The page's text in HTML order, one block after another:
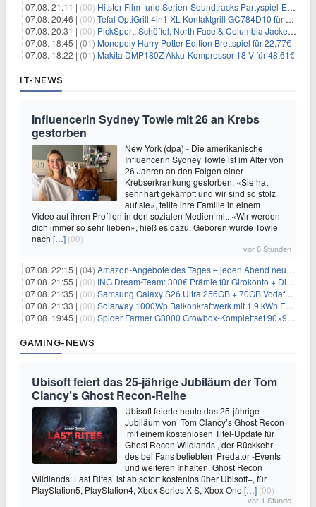
07.08. 21:11 | (00) Hitster Film- und Serien-Soundtracks Partyspiel-Erweiterung für 6,99€
07.08. 20:46 | (00) Tefal OptiGrill 4in1 XL Kontaktgrill GC784D10 für 239,99€
07.08. 20:31 | (00) PickSport: Schöffel, North Face & Columbia Jacken ab 39,60€
07.08. 18:45 | (01) Monopoly Harry Potter Edition Brettspiel für 22,77€
07.08. 18:22 | (01) Makita DMP180Z Akku-Kompressor 18 V für 48,61€
IT-NEWS
Influencerin Sydney Towle mit 26 an Krebs
gestorben
New York (dpa) - Die amerikanische
Influencerin Sydney Towle ist im Alter von
26 Jahren an den Folgen einer
Krebserkrankung gestorben. «Sie hat
sehr hart gekämpft und wir sind so stolz
auf sie», teilte ihre Familie in einem
Video auf ihren Profilen in den sozialen Medien mit. «Wir werden
dich immer so sehr lieben», hieß es dazu. Geboren wurde Towle
nach […] (00)
vor 6 Stunden
07.08. 22:15 | (04) Amazon-Angebote des Tages – jeden Abend neue Deals zum Stöbern
07.08. 21:55 | (00) ING Dream-Team: 300€ Prämie für Girokonto + Direkt-Depot
07.08. 21:35 | (00) Samsung Galaxy S26 Ultra 256GB + 70GB Vodafone-Netz für 34,99€/Monat (effektiv 4,74€/Monat)
07.08. 21:33 | (00) Solarway 1000Wp Balkonkraftwerk mit 1,9 kWh EcoFlow-Speicher für 719€ + 30€ Filial-Gutschein
07.08. 19:45 | (00) Spider Farmer G3000 Growbox-Komplettset 90×90×180 cm für 379,99€
GAMING-NEWS
Ubisoft feiert das 25-jährige Jubiläum der Tom
Clancy’s Ghost Recon-Reihe
Ubisoft feierte heute das 25-jährige
Jubiläum von Tom Clancy’s Ghost Recon
mit einem kostenlosen Titel-Update für
Ghost Recon Wildlands , der Rückkehr
des bei Fans beliebten Predator -Events
und weiteren Inhalten. Ghost Recon
Wildlands: Last Rites ist ab sofort kostenlos über Ubisoft+, für
PlayStation5, PlayStation4, Xbox Series X|S, Xbox One […] (00)
vor 1 Stunde